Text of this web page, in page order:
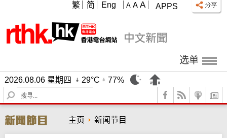
APPS
A A A
繁 简 Eng
选单
2026.08.06 星期四 29°C
77%
S
e
r
c
主页 新闻节目